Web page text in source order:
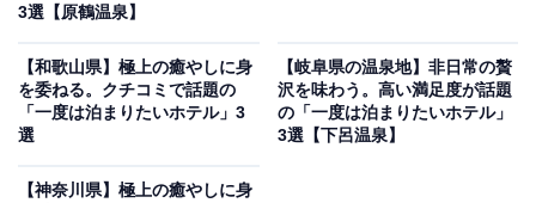
鳴子温泉 源蔵の湯 鳴子観光ホテル（画像：「鳴子温泉 源蔵の湯 鳴子観光ホ
「鳴子温泉 源蔵の湯 鳴子観光ホテル」は、創業400年の
歴史を持つ鳴子温泉を楽しめる宿。自慢の大浴場は、美
肌の湯として名高い乳白色の硫黄泉です。食事は、仙台
牛をはじめ、宮城県産のお米「ひとめぼれ」や三陸産海
3選【原鶴温泉】
【和歌山県】極上の癒やしに身
を委ねる。クチコミで話題の
「一度は泊まりたいホテル」3
選
【岐阜県の温泉地】非日常の贅
沢を味わう。高い満足度が話題
の「一度は泊まりたいホテル」
3選【下呂温泉】
【神奈川県】極上の癒やしに身